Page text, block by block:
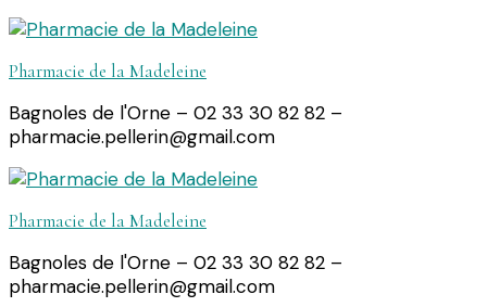
Pharmacie de la Madeleine
Bagnoles de l'Orne – 02 33 30 82 82 –
pharmacie.pellerin@gmail.com
Pharmacie de la Madeleine
Bagnoles de l'Orne – 02 33 30 82 82 –
pharmacie.pellerin@gmail.com